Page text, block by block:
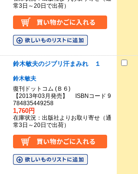
常3日～20日で出荷）
鈴木敏夫のジブリ汗まみれ １
鈴木敏夫
復刊ドットコム (Ｂ６)
【2013年03月発売】 ISBNコード 9
784835449258
1,760円
在庫状況：出版社よりお取り寄せ（通
常3日～20日で出荷）